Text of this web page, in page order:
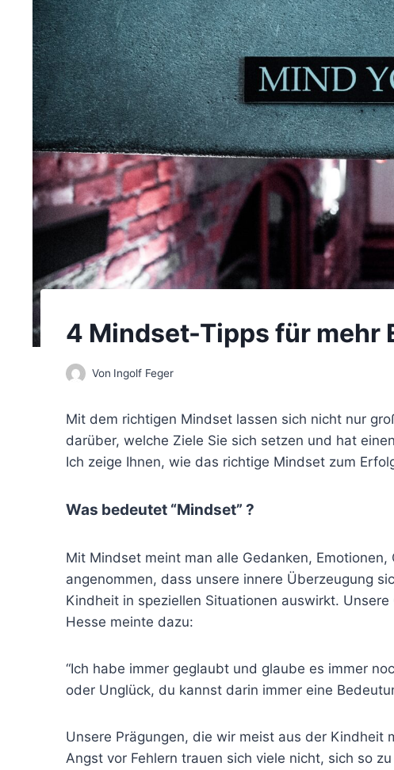
4 Mindset-Tipps für mehr
Von Ingolf Feger
Mit dem richtigen Mindset lassen sich nicht nur
darüber, welche Ziele Sie sich setzen und hat
Ich zeige Ihnen, wie das richtige Mindset zum
Was bedeutet “Mindset” ?
Mit Mindset meint man alle Gedanken,
angenommen, dass unsere innere Überzeugung
Kindheit in speziellen Situationen auswirkt.
Hesse meinte dazu:
“Ich habe immer geglaubt und glaube es immer
oder Unglück, du kannst darin immer eine
Unsere Prägungen, die wir meist aus der Kindheit
Angst vor Fehlern trauen sich viele nicht, sich so